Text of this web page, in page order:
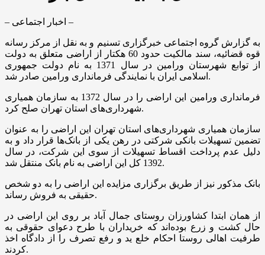
– اخبار اجتماعی –
به گزارش گروه اجتماعی خبرگزاری تسنیم و به نقل از مرکز رسانه
قوه قضائیه، سند مالکیت حدود 60 هکتار از اراضی متعلق به دولت
از توابع شهرستان ورامین در سال 1371 به نام دولت جمهوری
اسلامی ایران با نمایندگی فرمانداری ورامین صادر شد.
فرمانداری ورامین این اراضی را در سال 1372 به سازمان همیاری
شهرداری‌های استان تهران صلح کرد.
سازمان همیاری شهرداری‌های استان تهران این اراضی را به عنوان
تضمین تسهیلات بانکی شرکتی در رهن یکی از بانک‌ها قرار داد و به
دلیل عدم پرداخت اقساط تسهیلات از سوی این شرکت، در سال
1392 کل این اراضی به نام بانک منتقل شد.
بانک مذکور نیز از طریق برگزاری مزایده این اراضی را به دو شخص
حقیقی به فروش رساند.
از همان ابتدا کشاورزان روستای جمال آباد بر روی این اراضی در
حال کشت و زرع بوده‌اند که خریداران با طرح دعوای حقوقی به
طرفیت اهالی روستا احکام خلع ید و رفع تصرف را از دادگاه اخذ
کردند.